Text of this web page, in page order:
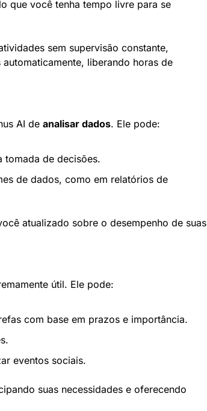
que você tenha tempo livre para se
sem supervisão constante,
liberando horas de
AI de analisar dados. Ele pode:
tomada de decisões.
de dados, como em relatórios de
atualizado sobre o desempenho de suas
útil. Ele pode:
com base em prazos e importância.
eventos sociais.
suas necessidades e oferecendo